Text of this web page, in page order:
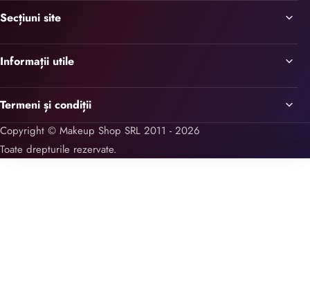
Secțiuni site
Informații utile
Termeni și condiții
Copyright © Makeup Shop SRL 2011 - 2026
Toate drepturile rezervate.